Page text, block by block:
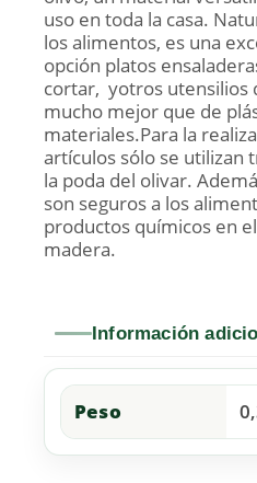
uso en toda la casa.
los alimentos, es una
opción platos
cortar, yotros utensilios
mucho mejor que de
materiales.Para la
artículos sólo se utilizan
la poda del olivar.
son seguros a los
productos químicos en
madera.
Información
Peso